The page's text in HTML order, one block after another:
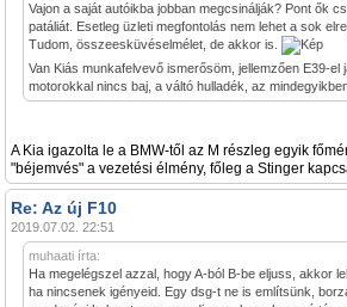
Vajon a saját autóikba jobban megcsinálják? Pont ők
patáliát. Esetleg üzleti megfontolás nem lehet a sok
Tudom, összeesküvéselmélet, de akkor is.
Van Kiás munkafelvevő ismerősöm, jellemzően E39-el
motorokkal nincs baj, a váltó hulladék, az
A Kia igazolta le a BMW-től az M részleg egyik
"béjemvés" a vezetési élmény, főleg a Stinger
Re: Az új F10
2019.07.02. 22:51
muhaati írta:
Ha megelégszel azzal, hogy A-ból B-be eljuss, akkor
ha nincsenek igényeid. Egy dsg-t ne is említsünk,